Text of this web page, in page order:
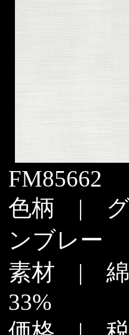
FM85662
色柄 | グ
ンブレー
素材 | 綿
33%